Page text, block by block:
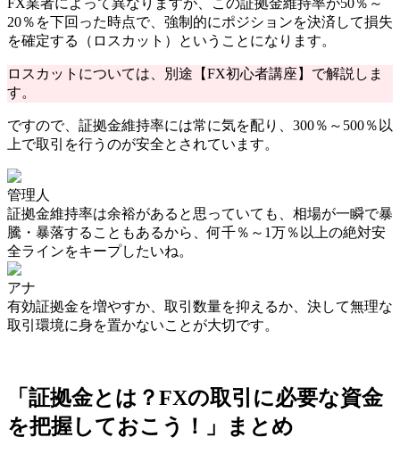
FX業者によって異なりますが、この証拠金維持率が50％～
20％を下回った時点で、強制的にポジションを決済して損失
を確定する（ロスカット）
ということになります。
ロスカットについては、別途【FX初心者講座】で解説しま
す。
ですので、 証拠金維持率には常に気を配り、300％～500％以
上で取引を行うのが安全とされています。
管理人
証拠金維持率は余裕があると思っていても、相場が一瞬で暴
騰・暴落することもあるから、何千％～1万％以上の絶対安
全ラインをキープしたいね。
アナ
有効証拠金を増やすか、取引数量を抑えるか、決して無理な
取引環境に身を置かないことが大切です。
「証拠金とは？FXの取引に必要な資金
を把握しておこう！」まとめ